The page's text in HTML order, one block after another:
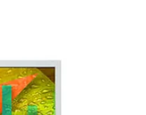
添加
到願
望清
單